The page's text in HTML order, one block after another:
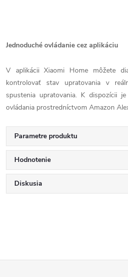
Jednoduché ovládanie cez aplikáciu
V aplikácii Xiaomi Home môžete
kontrolovať stav upratovania v
spustenia upratovania. K dispozícii
ovládania prostredníctvom Amazon
Parametre produktu
Hodnotenie
Diskusia